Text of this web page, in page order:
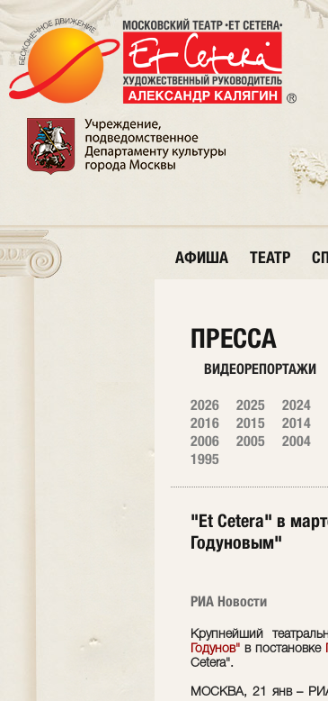
АФИША ТЕАТР
ПРЕССА
ВИДЕОРЕПОРТАЖИ
2026 2025 2024
2016
2015 2014
2006
2005 2004
1995
"Et Cetera" в
Годуновым"
РИА Новости
Крупнейший
Годунов" в постановке
Cetera".
МОСКВА, 21 янв –